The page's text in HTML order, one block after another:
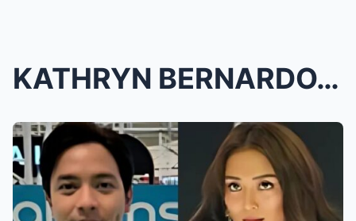
KATHRYN BERNARDO, PINAGLUTO SI ALDEN RICHARDS NG P...